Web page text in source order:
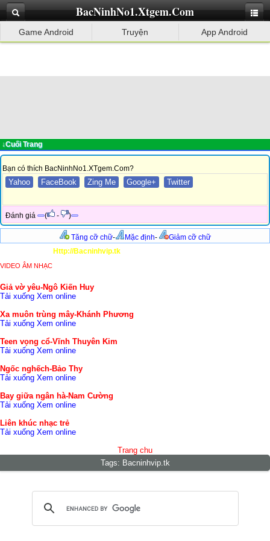
BacNinhNo1.Xtgem.Com
Game Android Truyện App Android
↓Cuối Trang
Bạn có thích BacNinhNo1.XTgem.Com?
Yahoo FaceBook Zing Me Google+ Twitter
Đánh giá ( - )
Tăng cỡ chữ- Mặc định-
Giảm cỡ chữ
Http://Bacninhvip.tk
VIDEO ÂM NHẠC
Giả vờ yêu-Ngô Kiến Huy
Tải xuống Xem online
Xa muôn trùng mây-Khánh Phương
Tải xuống Xem online
Teen vọng cổ-Vĩnh Thuyên Kim
Tải xuống Xem online
Ngốc nghếch-Bảo Thy
Tải xuống Xem online
Bay giữa ngân hà-Nam Cường
Tải xuống Xem online
Liên khúc nhạc trẻ
Tải xuống Xem online
Trang chu
Tags: Bacninhvip.tk